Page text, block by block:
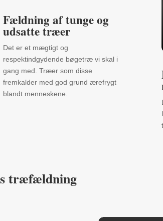
Fældning af tunge og
udsatte træer
Det er et mægtigt og
respektindgydende bøgetræ vi skal i
gang med. Træer som disse
fremkalder med god grund ærefrygt
blandt menneskene.
træfældning